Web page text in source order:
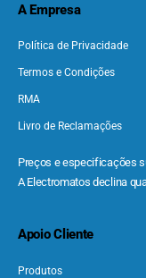
A Empresa
Política de Privacidade
Termos e Condições
RMA
Livro de Reclamações
Preços e especificações
A Electromatos declina
Apoio Cliente
Produtos